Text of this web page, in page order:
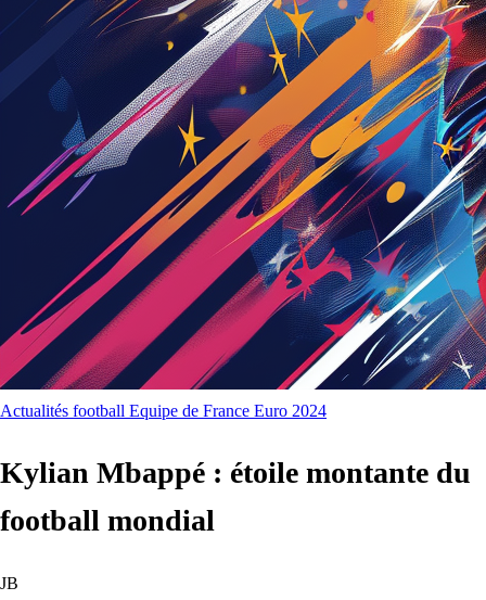
Actualités football Equipe de France Euro 2024
Kylian Mbappé : étoile montante du
football mondial
JB